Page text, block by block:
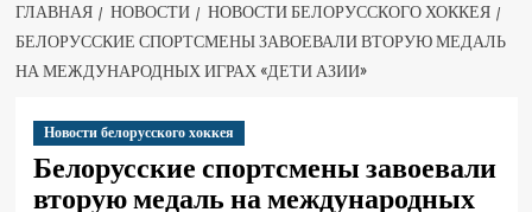
ГЛАВНАЯ НОВОСТИ
НОВОСТИ БЕЛОРУССКОГО ХОККЕЯ
БЕЛОРУССКИЕ СПОРТСМЕНЫ ЗАВОЕВАЛИ ВТОРУЮ МЕДАЛЬ
НА МЕЖДУНАРОДНЫХ ИГРАХ «ДЕТИ АЗИИ»
Новости белорусского хоккея
Белорусские спортсмены завоевали
вторую медаль на международных